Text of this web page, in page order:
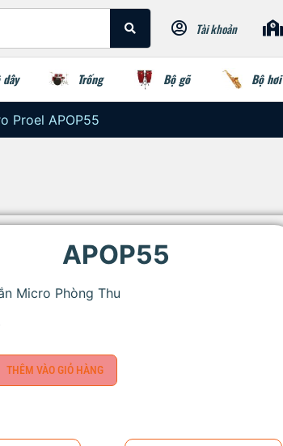
Tài khoản
dây Trống Bộ gõ Bộ hơi
Proel APOP55
APOP55
Micro Phòng Thu
THÊM VÀO GIỎ HÀNG